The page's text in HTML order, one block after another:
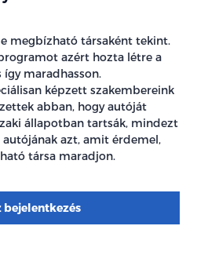
megbízható társaként tekint.
azért hozta létre a
így maradhasson.
képzett szakembereink
abban, hogy autóját
állapotban tartsák, mindezt
azt, amit érdemel,
társa maradjon.
bejelentkezés